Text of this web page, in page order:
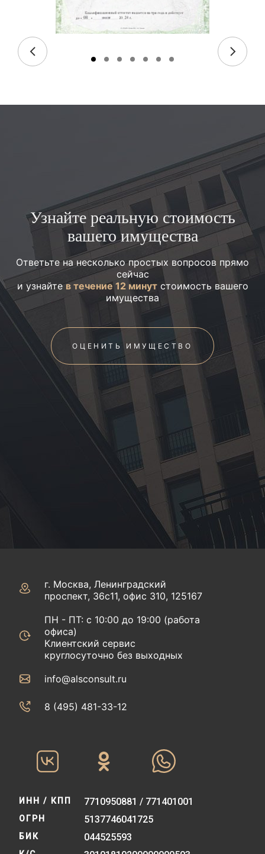
Узнайте реальную стоимость
вашего имущества
Ответьте на несколько простых вопросов прямо
сейчас
и узнайтев течение 12 минутстоимость вашего
имущества
ОЦЕНИТЬ ИМУЩЕСТВО
г. Москва, Ленинградский
проспект, 36с11, офис 310, 125167
ПН - ПТ: с 10:00 до 19:00 (работа
офиса)
Клиентский сервис
круглосуточно без выходных
info@alsconsult.ru
8 (495) 481-33-12‬‬
ИНН / КПП 7710950881 / 771401001
ОГРН 5137746041725
БИК 044525593